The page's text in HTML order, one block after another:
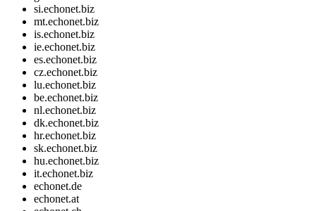
si.echonet.biz
mt.echonet.biz
is.echonet.biz
ie.echonet.biz
es.echonet.biz
cz.echonet.biz
lu.echonet.biz
be.echonet.biz
nl.echonet.biz
dk.echonet.biz
hr.echonet.biz
sk.echonet.biz
hu.echonet.biz
it.echonet.biz
echonet.de
echonet.at